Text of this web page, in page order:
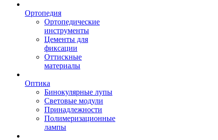
Ортопедия
Ортопедические
инструменты
Цементы для
фиксации
Оттискные
материалы
Оптика
Бинокулярные лупы
Световые модули
Принадлежности
Полимеризационные
лампы